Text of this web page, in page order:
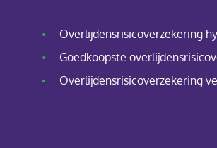
Overlijdensrisicoverzekering
Goedkoopste
Overlijdensrisicoverzekering